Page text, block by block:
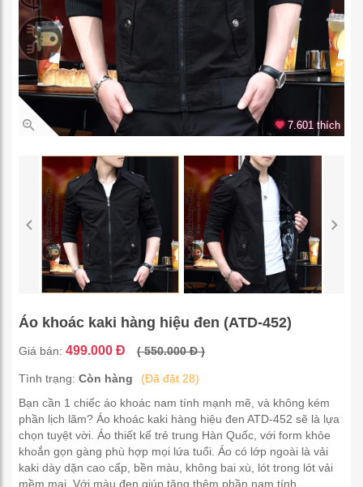
7.601 thích
Áo khoác kaki hàng hiệu đen (ATD-452)
Giá bán: 499.000 Đ ( 550.000 Đ )
Tình trạng: Còn hàng
(Đã đặt 28)
Bạn cần 1 chiếc áo khoác nam tính mạnh mẽ, và không kém
phần lịch lãm? Áo khoác kaki hàng hiệu đen ATD-452 sẽ là lựa
chọn tuyệt vời. Áo thiết kế trẻ trung Hàn Quốc, với form khỏe
khoắn gọn gàng phù hợp mọi lứa tuổi. Áo có lớp ngoài là vải
kaki dày dặn cao cấp, bền màu, không bai xù, lót trong lót vải
mềm mại. Với màu đen giúp tăng thêm phần nam tính.